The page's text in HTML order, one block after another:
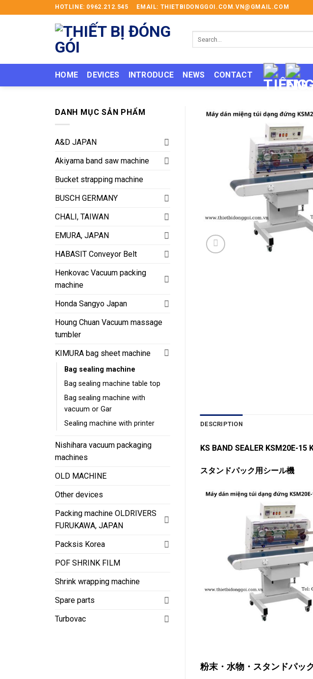
to
HOTLINE: 0962.212.545 EMAIL: THIETBIDONGGOI.COM.VN@GMAIL.COM
HOME DEVICES INTRODUCE NEWS CONTACT
DANH MỤC SẢN PHẨM
A&D JAPAN
Akiyama band saw machine
Bucket strapping machine
BUSCH GERMANY
CHALI, TAIWAN
EMURA, JAPAN
HABASIT Conveyor Belt
Henkovac Vacuum packing
machine
Honda Sangyo Japan
Houng Chuan Vacuum massage
tumbler
KIMURA bag sheet machine
Bag sealing machine
Bag sealing machine table top
Bag sealing machine with
vacuum or Gar
Sealing machine with printer
Nishihara vacuum packaging
machines
OLD MACHINE
Other devices
Packing machine OLDRIVERS
FURUKAWA, JAPAN
Packsis Korea
POF SHRINK FILM
Shrink wrapping machine
Spare parts
Turbovac
DESCRIPTION
KS BAND SEALER KSM20E-15
スタンドパック用シール機
粉末・水物・スタンドパッ